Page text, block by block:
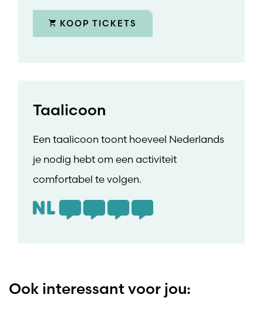
KOOP TICKETS
Taalicoon
Een taalicoon toont hoeveel Nederlands
je nodig hebt om een activiteit
comfortabel te volgen.
Ook interessant voor jou: